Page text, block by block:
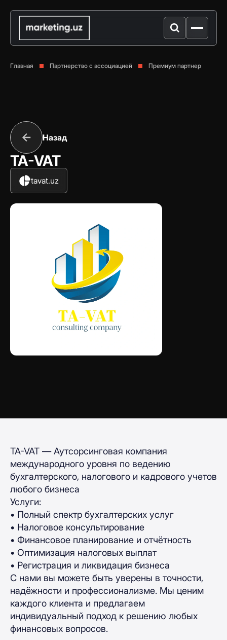
Главная Партнерство с ассоциацией Премиум партнер
Назад
TA-VAT
tavat.uz
TA-VAT — Аутсорсинговая компания
международного уровня по ведению
бухгалтерского, налогового и кадрового учетов
любого бизнеса
Услуги:
• Полный спектр бухгалтерских услуг
• Налоговое консультирование
• Финансовое планирование и отчётность
• Оптимизация налоговых выплат
• Регистрация и ликвидация бизнеса
С нами вы можете быть уверены в точности,
надёжности и профессионализме. Мы ценим
каждого клиента и предлагаем
индивидуальный подход к решению любых
финансовых вопросов.